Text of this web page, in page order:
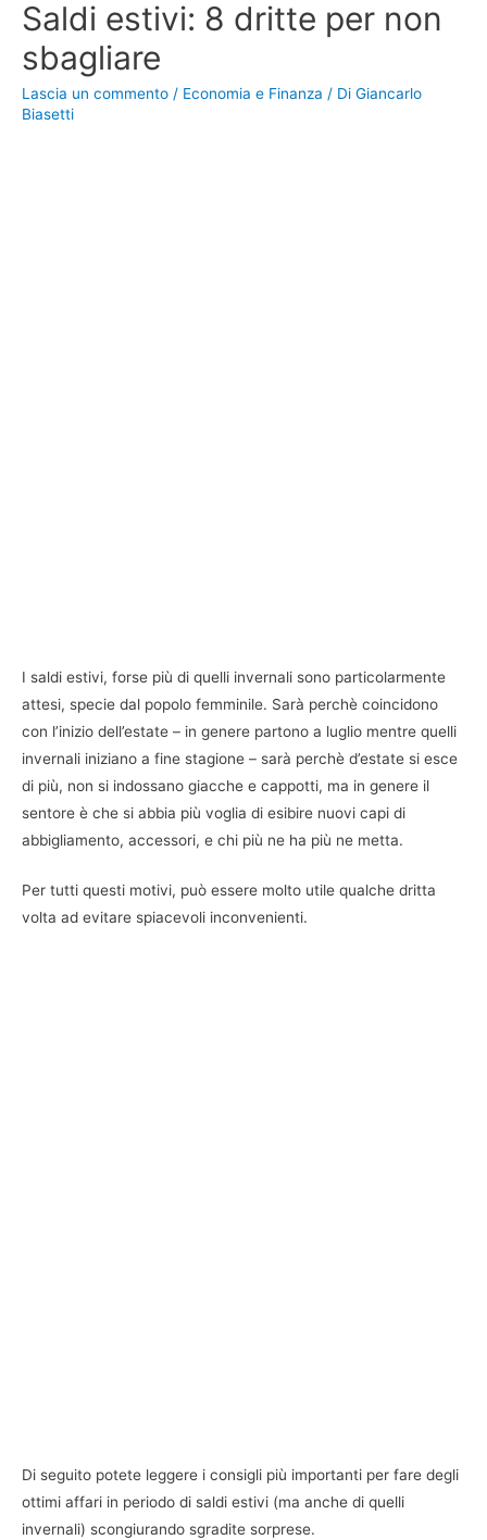
Saldi estivi: 8 dritte per non
sbagliare
Lascia un commento / Economia e Finanza / Di Giancarlo
Biasetti
I saldi estivi, forse più di quelli invernali sono particolarmente
attesi, specie dal popolo femminile. Sarà perchè coincidono
con l’inizio dell’estate – in genere partono a luglio mentre quelli
invernali iniziano a fine stagione – sarà perchè d’estate si esce
di più, non si indossano giacche e cappotti, ma in genere il
sentore è che si abbia più voglia di esibire nuovi capi di
abbigliamento, accessori, e chi più ne ha più ne metta.
Per tutti questi motivi, può essere molto utile qualche dritta
volta ad evitare spiacevoli inconvenienti.
Di seguito potete leggere i consigli più importanti per fare degli
ottimi affari in periodo di saldi estivi (ma anche di quelli
invernali) scongiurando sgradite sorprese.